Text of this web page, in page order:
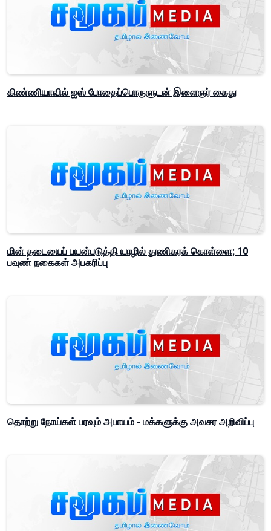
கிண்ணியாவில் ஐஸ் போதைப்பொருளுடன் இளைஞர் கைது
மின் தடையைப் பயன்படுத்தி யாழில் துணிகரக் கொள்ளை; 10
பவுண் நகைகள் அபகரிப்பு
தொற்று நோய்கள் பரவும் அபாயம் - மக்களுக்கு அவசர அறிவிப்பு